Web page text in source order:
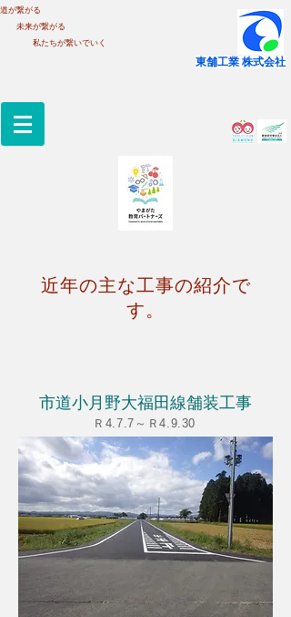
道が繋がる
未来が繋がる
私たちが繋いでいく
​東舗工業 株式会社
近年の主な工事の紹介で
す。
市道小月野大福田線舗装工事
Ｒ4.7.7～Ｒ4.9.30